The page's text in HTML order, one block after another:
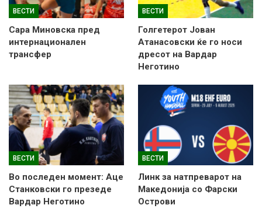
ВЕСТИ
Сара Миновска пред
интернационален
трансфер
ВЕСТИ
Голгетерот Јован
Атанасовски ќе го носи
дресот на Вардар
Неготино
ВЕСТИ
Во последен момент: Аце
Станковски го презеде
Вардар Неготино
ВЕСТИ
Линк за натпреварот на
Македонија со Фарски
Острови